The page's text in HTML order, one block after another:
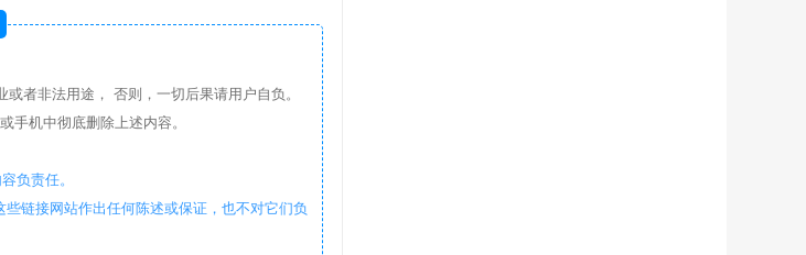
者非法用途， 否则，一切后果请用户自负。
机中彻底删除上述内容。
负责任。
链接网站作出任何陈述或保证，也不对它们负